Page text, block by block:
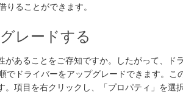
ることができます。
レードする
あることをご存知ですか。したがって、ド
でドライバーをアップグレードできます。こ
項目を右クリックし、「プロパティ」を選